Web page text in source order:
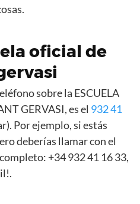
oficial de
sobre la ESCUELA
GERVASI, es el 932 41
Por ejemplo, si estás
deberías llamar con el
+34 932 41 16 33,